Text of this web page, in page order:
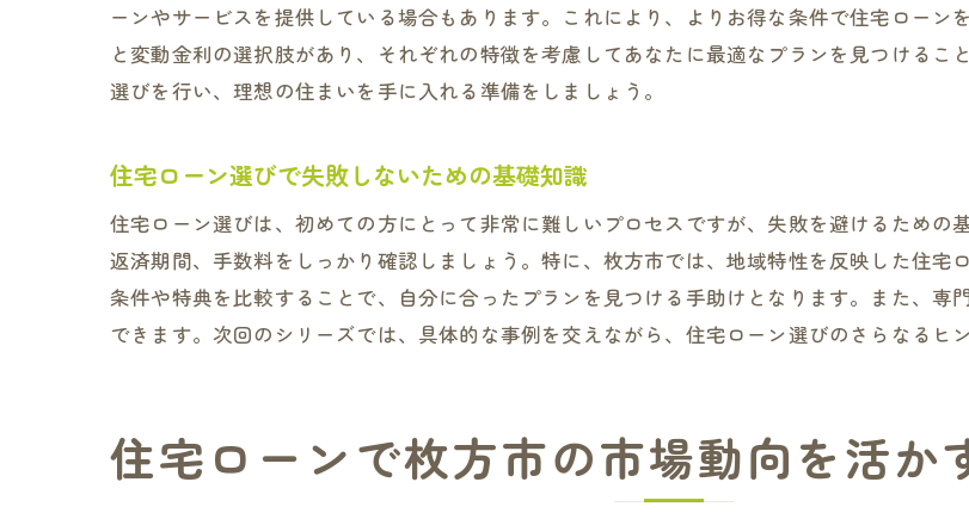
枚方市特有のローン選びで失敗しないた
ローン契約におけるリスク管理の重要性
市場の変化に適応したローン見直しの必要
住宅ローン比較のステップバイステップガ
枚方市で利用可能なローン商品の徹底調
各ローンプランのメリット・デメリット
選択肢を広げるためのローン比較の重要
住宅ローン比較時に注目すべきポイント
枚方市の地域特性を最大限に活かす住宅ロー
枚方市の特徴を活かしたローン選びの手引
ーンやサービスを提供している場合もあります。これにより、よりお得な条件で住宅ロー
と変動金利の選択肢があり、それぞれの特徴を考慮してあなたに最適なプランを見つける
選びを行い、理想の住まいを手に入れる準備をしましょう。
住宅ローン選びで失敗しないための基礎知識
住宅ローン選びは、初めての方にとって非常に難しいプロセスですが、失敗を避けるため
返済期間、手数料をしっかり確認しましょう。特に、枚方市では、地域特性を反映した住宅
条件や特典を比較することで、自分に合ったプランを見つける手助けとなります。また、専
できます。次回のシリーズでは、具体的な事例を交えながら、住宅ローン選びのさらなるヒ
住宅ローンで枚方市の市場動向を活か